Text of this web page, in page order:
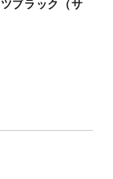
ブラック（サ